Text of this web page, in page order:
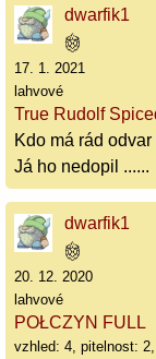
dwarfik1
17. 1. 2021
lahvové
True Rudolf
Kdo má rád
Já ho nedopil ......
dwarfik1
20. 12. 2020
lahvové
POŁCZYN FULL
vzhled: 4, pitelnost: